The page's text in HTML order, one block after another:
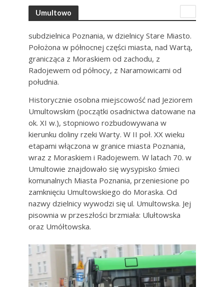
Umultowo
subdzielnica Poznania, w dzielnicy Stare Miasto.
Położona w północnej części miasta, nad Wartą,
granicząca z Moraskiem od zachodu, z
Radojewem od północy, z Naramowicami od
południa.
Historycznie osobna miejscowość nad Jeziorem
Umultowskim (początki osadnictwa datowane na
ok. XI w.), stopniowo rozbudowywana w
kierunku doliny rzeki Warty. W II poł. XX wieku
etapami włączona w granice miasta Poznania,
wraz z Moraskiem i Radojewem. W latach 70. w
Umultowie znajdowało się wysypisko śmieci
komunalnych Miasta Poznania, przeniesione po
zamknięciu Umultowskiego do Moraska. Od
nazwy dzielnicy wywodzi się ul. Umultowska. Jej
pisownia w przeszłości brzmiała: Ulułtowska
oraz Umółtowska.